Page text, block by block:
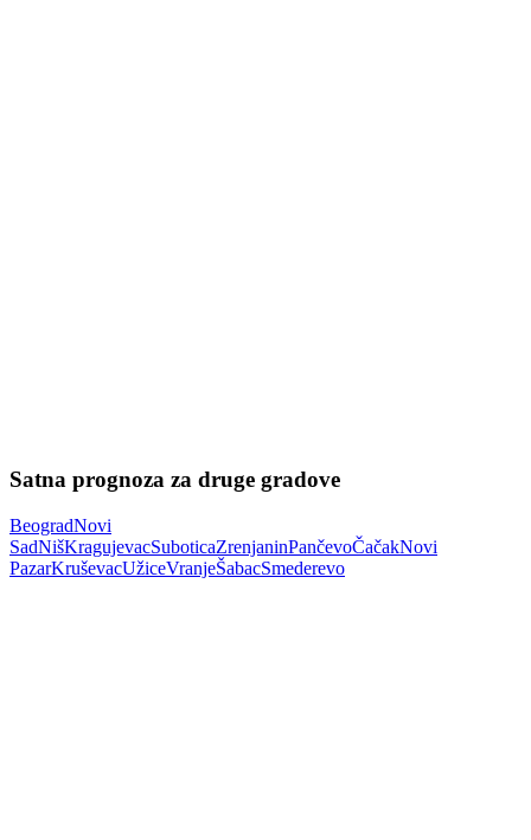
Satna prognoza za druge gradove
BeogradNovi
SadNišKragujevacSuboticaZrenjaninPančevoČačakNovi
PazarKruševacUžiceVranjeŠabacSmederevo